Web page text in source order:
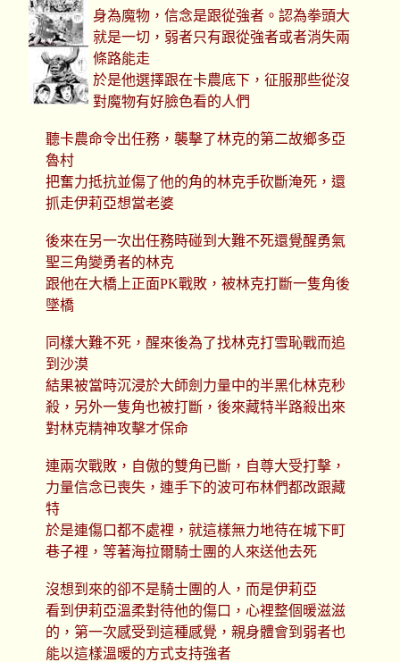
身為魔物，信念是跟從強者。認為拳頭大
就是一切，弱者只有跟從強者或者消失兩
條路能走
於是他選擇跟在卡農底下，征服那些從沒
對魔物有好臉色看的人們
聽卡農命令出任務，襲擊了林克的第二故鄉多亞
魯村
把奮力抵抗並傷了他的角的林克手砍斷淹死，還
抓走伊莉亞想當老婆
後來在另一次出任務時碰到大難不死還覺醒勇氣
聖三角變勇者的林克
跟他在大橋上正面PK戰敗，被林克打斷一隻角後
墜橋
同樣大難不死，醒來後為了找林克打雪恥戰而追
到沙漠
結果被當時沉浸於大師劍力量中的半黑化林克秒
殺，另外一隻角也被打斷，後來藏特半路殺出來
對林克精神攻擊才保命
連兩次戰敗，自傲的雙角已斷，自尊大受打擊，
力量信念已喪失，連手下的波可布林們都改跟藏
特
於是連傷口都不處裡，就這樣無力地待在城下町
巷子裡，等著海拉爾騎士團的人來送他去死
沒想到來的卻不是騎士團的人，而是伊莉亞
看到伊莉亞溫柔對待他的傷口，心裡整個暖滋滋
的，第一次感受到這種感覺，親身體會到弱者也
能以這樣溫暖的方式支持強者